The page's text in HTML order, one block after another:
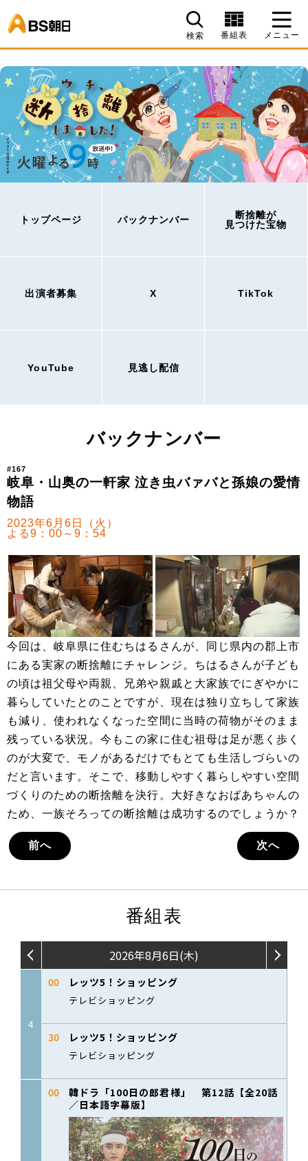
検索 番組表 メニュー
トップページ バックナンバー
断捨離が
見つけた宝物
出演者募集 X TikTok
YouTube 見逃し配信
バックナンバー
#167
岐阜・山奥の一軒家 泣き虫バァバと孫娘の愛情
物語
2023年6月6日（火）
よる9：00～9：54
今回は、岐阜県に住むちはるさんが、同じ県内の郡上市
にある実家の断捨離にチャレンジ。ちはるさんが子ども
の頃は祖父母や両親、兄弟や親戚と大家族でにぎやかに
暮らしていたとのことですが、現在は独り立ちして家族
も減り、使われなくなった空間に当時の荷物がそのまま
残っている状況。今もこの家に住む祖母は足が悪く歩く
のが大変で、モノがあるだけでもとても生活しづらいの
だと言います。そこで、移動しやすく暮らしやすい空間
づくりのための断捨離を決行。大好きなおばあちゃんの
ため、一族そろっての断捨離は成功するのでしょうか？
前へ 次へ
番組表